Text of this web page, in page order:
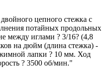
цепного стежка с
потайных продольных
между иглами ? 3/16? (4,8
на дюйм (длина стежка) -
лапки ? 10 мм. Ход
? 3500 об/мин."